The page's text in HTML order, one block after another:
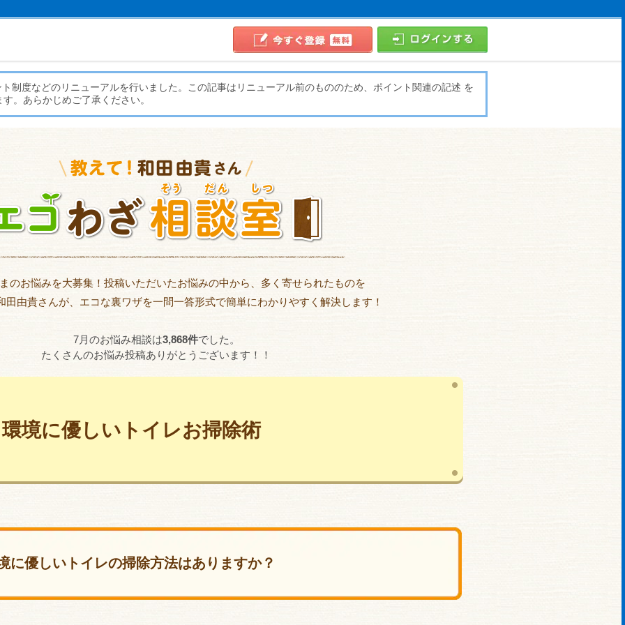
制度などのリニューアルを行いました。この記事はリニューアル前のもののため、ポイント関連の記述 を
。あらかじめご了承ください。
のお悩みを大募集！投稿いただいたお悩みの中から、多く寄せられたものを
田由貴さんが、エコな裏ワザを一問一答形式で簡単にわかりやすく解決します！
7月のお悩み相談は3,868件でした。
たくさんのお悩み投稿ありがとうございます！！
環境に優しいトイレお掃除術
に優しいトイレの掃除方法はありますか？